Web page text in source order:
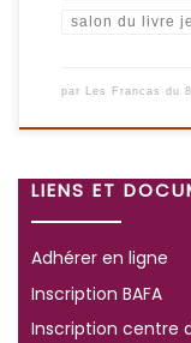
salon du livre
par Les Francas du
LIENS ET
Adhérer en ligne
Inscription BAFA
Inscription centre